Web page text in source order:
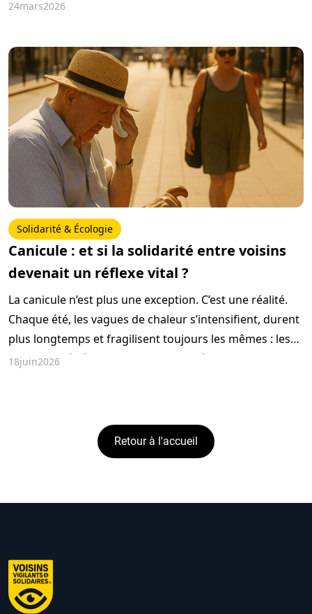
conséquences graves et durables. Avec cet article, nous
aimerions vous aider à mieux comprendre, repérer et
agir face à ces situations.
24mars2026
Solidarité & Écologie
Canicule : et si la solidarité entre voisins
devenait un réflexe vital ?
La canicule n’est plus une exception. C’est une réalité.
Chaque été, les vagues de chaleur s’intensifient, durent
plus longtemps et fragilisent toujours les mêmes : les
personnes âgées, les personnes isolées, les malades. Et
18juin2026
Retour à l'accueil